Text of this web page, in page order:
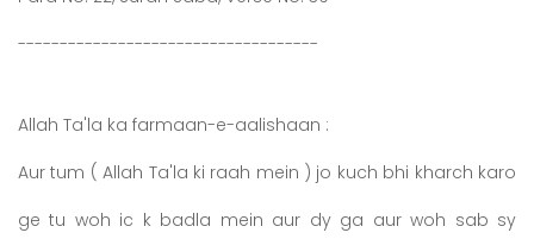
------------------------------------
Allah Ta'la ka farmaan-e-aalishaan :
Aur tum ( Allah Ta'la ki raah mein ) jo kuch bhi kharch karo
ge tu woh ic k badla mein aur dy ga aur woh sab sy